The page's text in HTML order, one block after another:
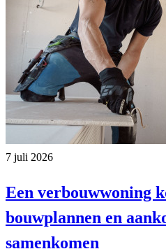
7 juli 2026
Een verbouwwoning
bouwplannen en
samenkomen